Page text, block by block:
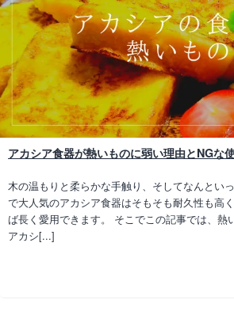
アカシア食器が熱いものに弱い理由とNGな
木の温もりと柔らかな手触り、そしてなんとい
で大人気のアカシア食器はそもそも耐久性も高
ば長く愛用できます。 そこでこの記事では、熱
アカシ[...]